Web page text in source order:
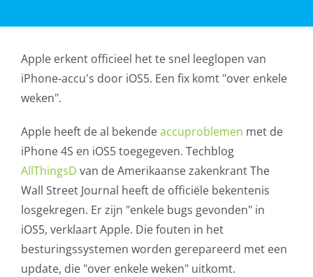
Cloud Computing
VOIP
Microsoft NCE
AVG
Office365
Glasvezelverbindingen
Apple erkent officieel het te snel leeglopen van
iPhone-accu's door iOS5. Een fix komt "over enkele
weken".
Apple heeft de al bekendeaccuproblemen met de
iPhone 4S en iOS5 toegegeven. Techblog
AllThingsD van de Amerikaanse zakenkrant The
Wall Street Journal heeft de officiële bekentenis
losgekregen. Er zijn "enkele bugs gevonden" in
iOS5, verklaart Apple. Die fouten in het
besturingssystemen worden gerepareerd met een
update, die "over enkele weken" uitkomt.